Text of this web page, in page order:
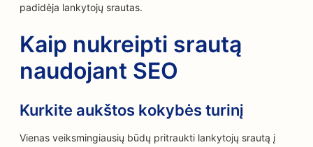
padidėja lankytojų srautas.
Kaip nukreipti srautą
naudojant SEO
Kurkite aukštos kokybės turinį
Vienas veiksmingiausių būdų pritraukti lankytojų srautą į